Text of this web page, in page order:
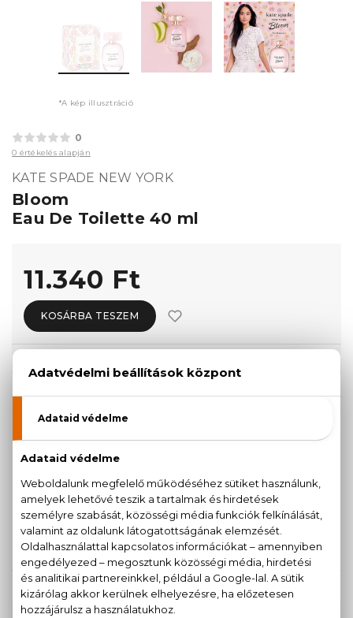
*A kép illusztráció
0
0 értékelés alapján
KATE SPADE NEW YORK
Bloom
Eau De Toilette 40 ml
11.340 Ft
KOSÁRBA TESZEM
KISZERELÉS KIVÁLASZTÁSA
60 ml
100 ml
15.610 Ft
KAPCSOLÓDÓ TERMÉKEK